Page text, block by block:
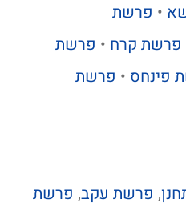
• פרשת
פרשת קרח • פרשת
פינחס • פרשת
, פרשת עקב, פרשת